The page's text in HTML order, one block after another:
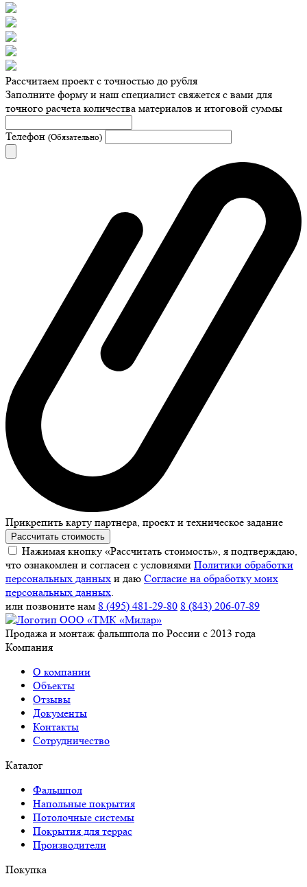
Рассчитаем проект с точностью до рубля
Заполните форму и наш специалист свяжется с вами для
точного расчета количества материалов и итоговой суммы
Телефон (Обязательно)
Прикрепить карту партнера, проект и техническое задание
Рассчитать стоимость
Нажимая кнопку «Рассчитать стоимость», я подтверждаю,
что ознакомлен и согласен с условиями Политики обработки
персональных данных и даю Согласие на обработку моих
персональных данных.
или позвоните нам 8 (495) 481-29-80 8 (843) 206-07-89
Продажа и монтаж фальшпола по России с 2013 года
Компания
О компании
Объекты
Отзывы
Документы
Контакты
Сотрудничество
Каталог
Фальшпол
Напольные покрытия
Потолочные системы
Покрытия для террас
Производители
Покупка